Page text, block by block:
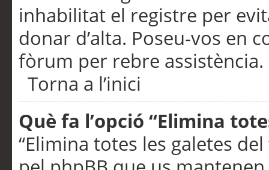
inhabilitat el registre per
donar d’alta. Poseu-vos en
fòrum per rebre assistència.
Torna a l’inici
Què fa l’opció “Elimina
“Elimina totes les galetes